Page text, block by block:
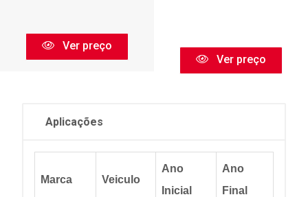
Ver preço
Ver preço
Aplicações
Marca Veiculo
Ano
Inicial
Ano
Final